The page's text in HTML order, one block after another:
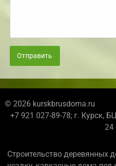
Отправить
© 2026 kurskbrusdoma.ru
+7 921 027-89-78; г. Курск,
24
Строительство деревянных